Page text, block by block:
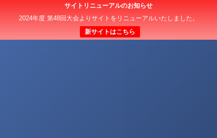
サイトリニューアルのお知らせ
2024年度 第48回大会よりサイトをリニューアルいたしました。
新サイトはこちら